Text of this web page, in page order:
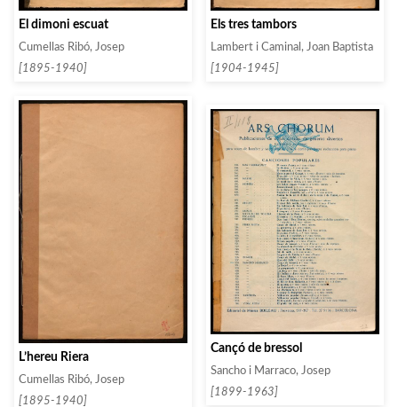
El dimoni escuat
Cumellas Ribó, Josep
[1895-1940]
Els tres tambors
Lambert i Caminal, Joan Baptista
[1904-1945]
L’hereu Riera
Cumellas Ribó, Josep
[1895-1940]
Cançó de bressol
Sancho i Marraco, Josep
[1899-1963]